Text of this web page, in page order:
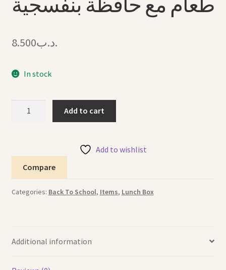
.د.ب8.500
In stock
Purple
(AMR)
علبة
بنفسجية
Add to cart
Add to wishlist
Compare
Categories: Back To School, Items, Lunch Box
Additional information